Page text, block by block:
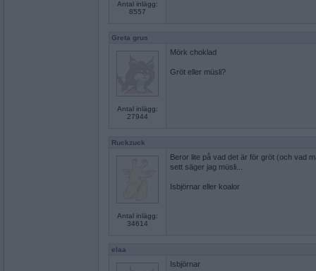
Antal inlägg:
8557
Greta grus
Antal inlägg:
27944
Mörk choklad
Gröt eller müsli?
Ruckzuck
Antal inlägg:
34614
Beror lite på vad det är för gröt (och vad
sett säger jag müsli...
Isbjörnar eller koalor
elaa
Isbjörnar